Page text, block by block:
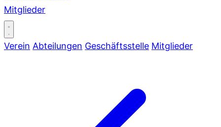
Mitglieder
Verein Abteilungen Geschäftsstelle Mitglieder